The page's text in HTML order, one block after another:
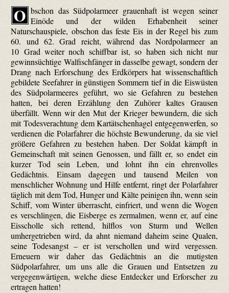
O bschon das Südpolarmeer grauenhaft ist wegen seiner
Einöde und der wilden Erhabenheit seiner
Naturschauspiele, obschon das feste Eis in der Regel bis zum
60. und 62. Grad reicht, während das Nordpolarmeer an
10 Grad weiter noch schiffbar ist, so haben sich nicht nur
gewinnsüchtige Walfisch­fänger in dasselbe gewagt, sondern der
Drang nach Erforschung des Erdkörpers hat wissenschaftlich
gebildete Seefahrer in günstigen Sommern tief in die Eiswüsten
des Südpolarmeeres geführt, wo sie Gefahren zu bestehen
hatten, bei deren Erzählung den Zuhörer kaltes Grausen
überfällt. Wenn wir den Mut der Krieger bewundern, die sich
mit Todesverachtung dem Kartätschen­hagel entgegenwerfen, so
verdienen die Polarfahrer die höchste Bewunderung, da sie viel
größere Gefahren zu bestehen haben. Der Soldat kämpft in
Gemeinschaft mit seinen Genossen, und fällt er, so endet ein
kurzer Tod sein Leben, und lohnt ihn ein ehrenvolles
Gedächtnis. Einsam dagegen und tausend Meilen von
menschlicher Wohnung und Hilfe entfernt, ringt der Polarfahrer
täglich mit dem Tod, Hunger und Kälte peinigen ihn, wenn sein
Schiff, vom Winter überrascht, einfriert, und wenn die Wogen
es verschlingen, die Eisberge es zermalmen, wenn er, auf eine
Eisscholle sich rettend, hilflos von Sturm und Wellen
umhergetrieben wird, da ahnt niemand daheim seine Qualen,
seine Todesangst – er ist verschollen und wird vergessen.
Erneuern wir daher das Gedächtnis an die mutigsten
Südpolarfahrer, um uns alle die Grauen und Entsetzen zu
vergegenwärtigen, welche diese Entdecker und Erforscher zu
ertragen hatten!